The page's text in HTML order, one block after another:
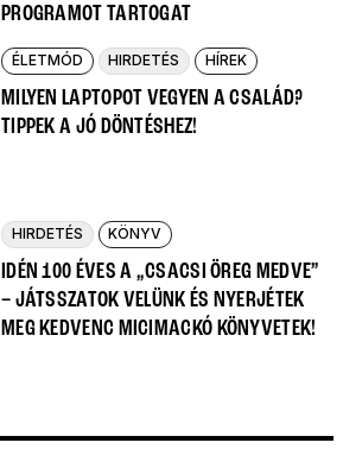
PROGRAMOT TARTOGAT
ÉLETMÓD HIRDETÉS HÍREK
MILYEN LAPTOPOT VEGYEN A CSALÁD?
TIPPEK A JÓ DÖNTÉSHEZ!
HIRDETÉS KÖNYV
IDÉN 100 ÉVES A „CSACSI ÖREG MEDVE”
– JÁTSSZATOK VELÜNK ÉS NYERJÉTEK
MEG KEDVENC MICIMACKÓ KÖNYVETEK!